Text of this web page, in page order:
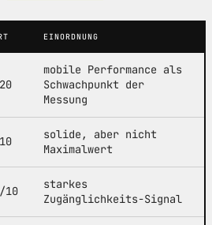
EINORDNUNG
mobile Performance als
Schwachpunkt der
Messung
solide, aber nicht
Maximalwert
10
starkes
Zugänglichkeits-Signal